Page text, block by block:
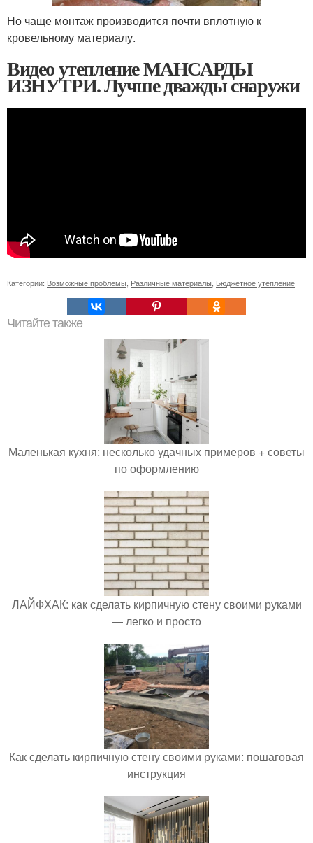
Но чаще монтаж производится почти вплотную к
кровельному материалу.
Видео утепление МАНСАРДЫ
ИЗНУТРИ. Лучше дважды снаружи
Категории: Возможные проблемы Различные материалы Бюджетное утепление
Читайте также
Маленькая кухня: несколько удачных примеров + советы
по оформлению
ЛАЙФХАК: как сделать кирпичную стену своими руками
— легко и просто
Как сделать кирпичную стену своими руками: пошаговая
инструкция